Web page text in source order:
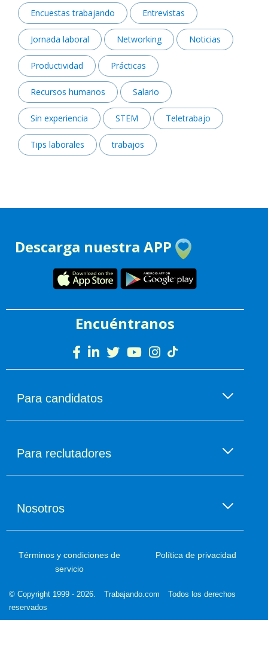
Encuestas trabajando Entrevistas
Jornada laboral Networking Noticias
Productividad Prácticas
Recursos humanos Salario
Sin experiencia STEM Teletrabajo
Tips laborales trabajos
Descarga nuestra APP
Encuéntranos
Para candidatos
Sueldos
Aplicación móvil
Blog
Para reclutadores
Ingresa al administrador
Encuentra talento
Nosotros
Nuestro equipo
Nuestros valores
Términos y condiciones de
servicio
Política de privacidad
© Copyright 1999 - 2026. Trabajando.com
Todos los derechos
reservados